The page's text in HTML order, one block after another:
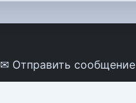
✉ Отправить сообщение